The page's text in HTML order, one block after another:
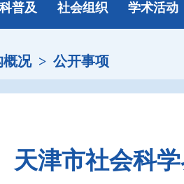
普及 社会组织 学术活动
概况> 公开事项
天津市社会科